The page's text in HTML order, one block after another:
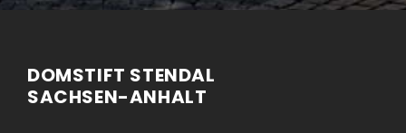
DOMSTIFT STENDAL
SACHSEN-ANHALT